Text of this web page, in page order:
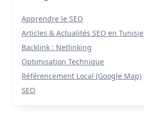
Apprendre le SEO
Articles & Actualités SEO en Tunisie
Backlink : Netlinking
Optimisation Technique
Référencement Local (Google Map)
SEO